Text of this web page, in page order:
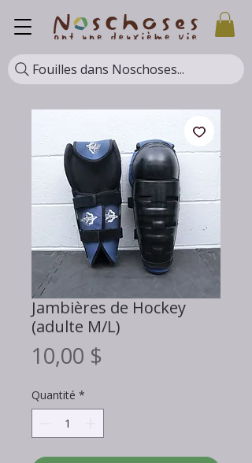
Fouilles dans Noschoses...
Jambières de Hockey
(adulte M/L)
10,00 $
Quantité *